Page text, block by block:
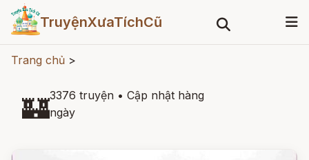
TruyệnXưaTíchCũ
Trang chủ >
🏰3376 truyện • Cập nhật hàng
ngày